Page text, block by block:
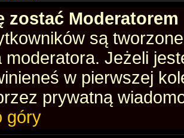
zostać
są
moderatora. Jeżeli
w pierwszej
prywatną
góry